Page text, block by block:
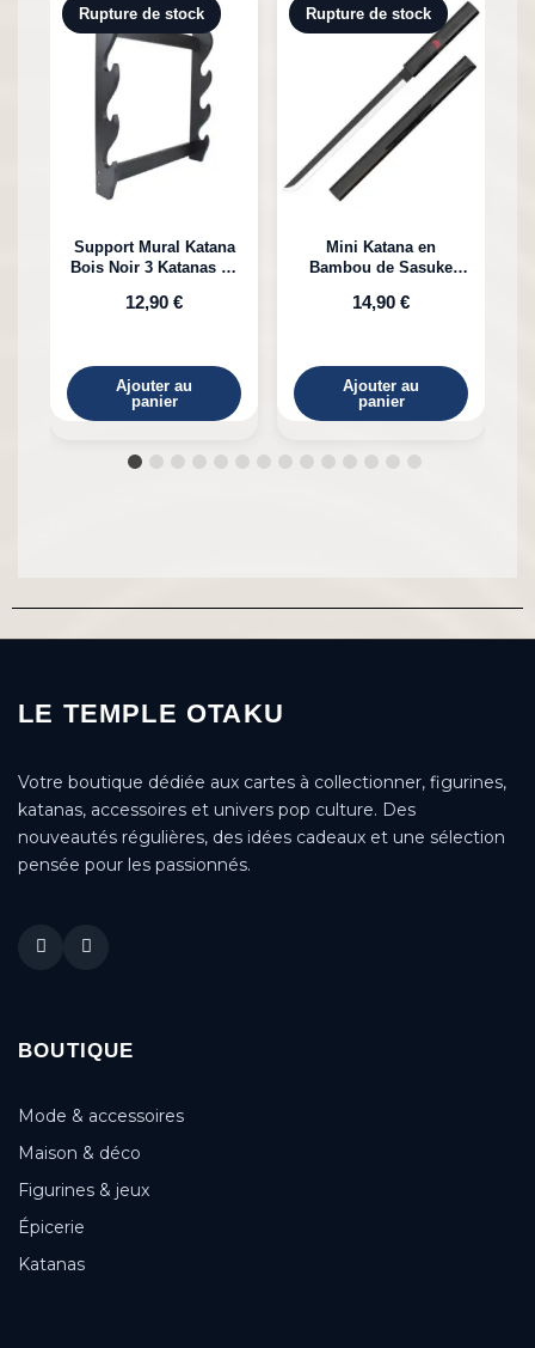
Rupture de stock
Support Mural Katana
Bois Noir 3 Katanas en
12,90 €
Ajouter au
panier
Rupture de stock
Mini Katana en
Bambou de Sasuke
14,90 €
Ajouter au
panier
LE TEMPLE OTAKU
Votre boutique dédiée aux cartes à collectionner, figurines,
katanas, accessoires et univers pop culture. Des
nouveautés régulières, des idées cadeaux et une sélection
pensée pour les passionnés.
BOUTIQUE
Mode & accessoires
Maison & déco
Figurines & jeux
Épicerie
Katanas